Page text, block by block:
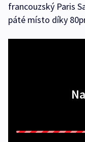
francouzský Paris
páté místo díky